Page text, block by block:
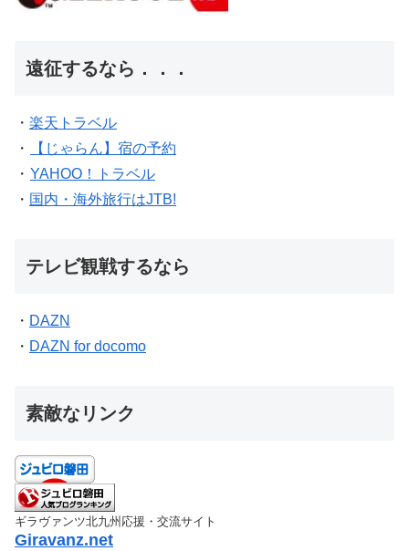
遠征するなら．．．
・ 楽天トラベル
・
【じゃらん】宿の予約
・ YAHOO！トラベル
・ 国内・海外旅行はJTB!
テレビ観戦するなら
・ DAZN
・ DAZN for docomo
素敵なリンク
ギラヴァンツ北九州応援・交流サイト
Giravanz.net